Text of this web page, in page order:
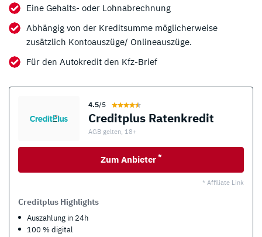
Eine Gehalts- oder Lohnabrechnung
Abhängig von der Kreditsumme möglicherweise
zusätzlich Kontoauszüge/ Onlineauszüge.
Für den Autokredit den Kfz-Brief
4.5/5
Creditplus Ratenkredit
AGB gelten, 18+
Zum Anbieter *
* Affiliate Link
Creditplus Highlights
Auszahlung in 24h
100 % digital